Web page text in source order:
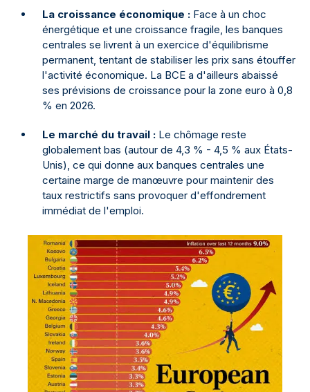
La croissance économique : Face à un choc
énergétique et une croissance fragile, les banques
centrales se livrent à un exercice d'équilibrisme
permanent, tentant de stabiliser les prix sans étouffer
l'activité économique. La BCE a d'ailleurs abaissé
ses prévisions de croissance pour la zone euro à 0,8
% en 2026.
Le marché du travail : Le chômage reste
globalement bas (autour de 4,3 % - 4,5 % aux États-
Unis), ce qui donne aux banques centrales une
certaine marge de manœuvre pour maintenir des
taux restrictifs sans provoquer d'effondrement
immédiat de l'emploi.